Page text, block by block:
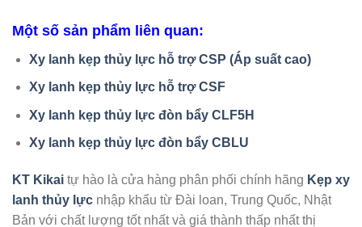
Một số sản phẩm liên quan:
Xy lanh kẹp thủy lực hỗ trợ CSP (Áp suất cao)
Xy lanh kẹp thủy lực hỗ trợ CSF
Xy lanh kẹp thủy lực đòn bẩy CLF5H
Xy lanh kẹp thủy lực đòn bẩy CBLU
KT Kikai tự hào là cửa hàng phân phối chính hãng Kẹp xy
lanh thủy lực nhập khẩu từ Đài loan, Trung Quốc, Nhật
Bản với chất lượng tốt nhất và giá thành thấp nhất thị